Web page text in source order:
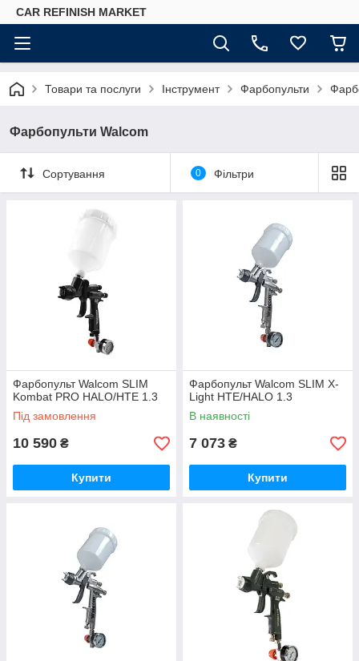
CAR REFINISH MARKET
Товари та послуги Інструмент Фарбопульти
Фарбопульти Walcom
Сортування 0 Фільтри
Фарбопульт Walcom SLIM
Kombat PRO HALO/HTE 1.3
Під замовлення
10 590 ₴
Купити
Фарбопульт Walcom SLIM X-
Light HTE/HALO 1.3
В наявності
7 073 ₴
Купити